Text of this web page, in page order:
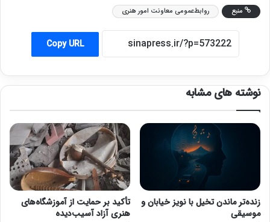
منبع روابط‌عمومی معاونت امور هنری
Copy URL
نوشته های مشابه
زنده‌تر ماندن تخیل با نویز خیابان و
موسیقی
تأکید بر حمایت از آموزشگاه‌های
هنری آزاد آسیب‌دیده